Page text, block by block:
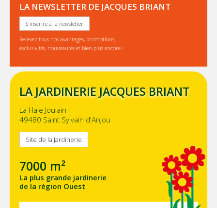
LA NEWSLETTER DE JACQUES BRIANT
S'inscrire à la newsletter
Recevez tous nos avantages, promotions,
exclusivités, nouveautés et bien plus encore !
LA JARDINERIE JACQUES BRIANT
La Haie Joulain
49480 Saint Sylvain d'Anjou
Site de la Jardinerie
7000 m²
La plus grande jardinerie
de la région Ouest